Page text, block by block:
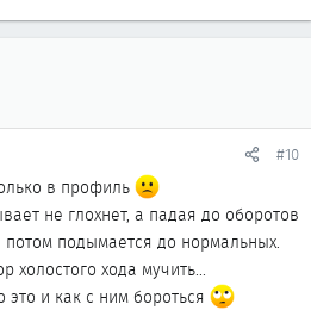
#10
в профиль
не глохнет, а падая до оборотов
подымается до нормальных.
холостого хода мучить...
это и как с ним бороться